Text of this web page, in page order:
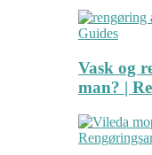
Guides
Vask og
man? |